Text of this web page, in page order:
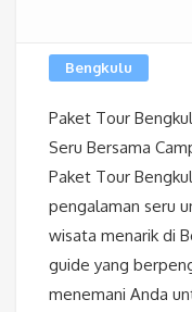
Bengkulu
Paket Tour
Seru Bersama
Paket Tour
pengalaman seru
wisata menarik di
guide yang
menemani Anda